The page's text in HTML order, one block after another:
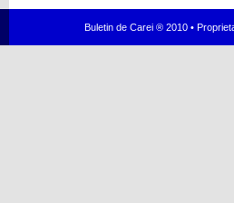
Buletin de Carei ® 2010 •